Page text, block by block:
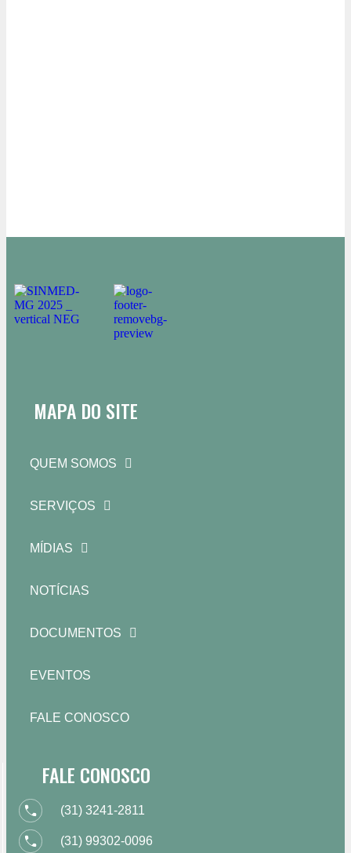
MAPA DO SITE
QUEM SOMOS
SERVIÇOS
MÍDIAS
NOTÍCIAS
DOCUMENTOS
EVENTOS
FALE CONOSCO
FALE CONOSCO
(31) 3241-2811
(31) 99302-0096